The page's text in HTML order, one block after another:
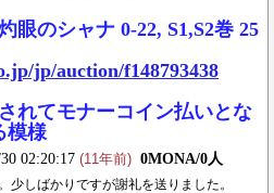
眼のシャナ 0-22, S1,S2巻 25
jp/auction/f148793438
れてモナーコイン払いとな
模様
30 02:20:17 (11年前) 0MONA/0人
少しばかりですが謝礼を送りました。